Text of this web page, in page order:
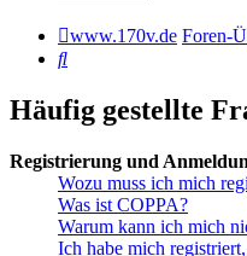
www.170v.de Foren-
Suche
Häufig gestellte
Registrierung und
Wozu muss ich mich
Was ist COPPA?
Warum kann ich mich
Ich habe mich